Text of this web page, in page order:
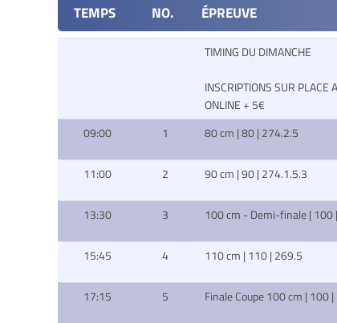
TEMPS NO. ÉPREUVE
TIMING DU DIMANCHE
INSCRIPTIONS SUR PLACE
ONLINE + 5€
09:00
1 80 cm | 80 | 274.2.5
11:00 2 90 cm | 90 | 274.1.5.3
13:30 3 100 cm - Demi-finale | 100
15:45 4 110 cm | 110 | 269.5
17:15 5 Finale Coupe 100 cm | 100